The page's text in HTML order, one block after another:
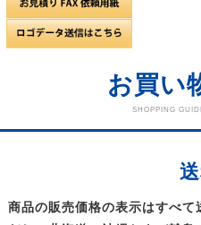
お買い
SHOPPING
商品の販売価格の表示はすべ